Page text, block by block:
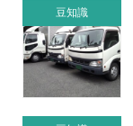
豆知識